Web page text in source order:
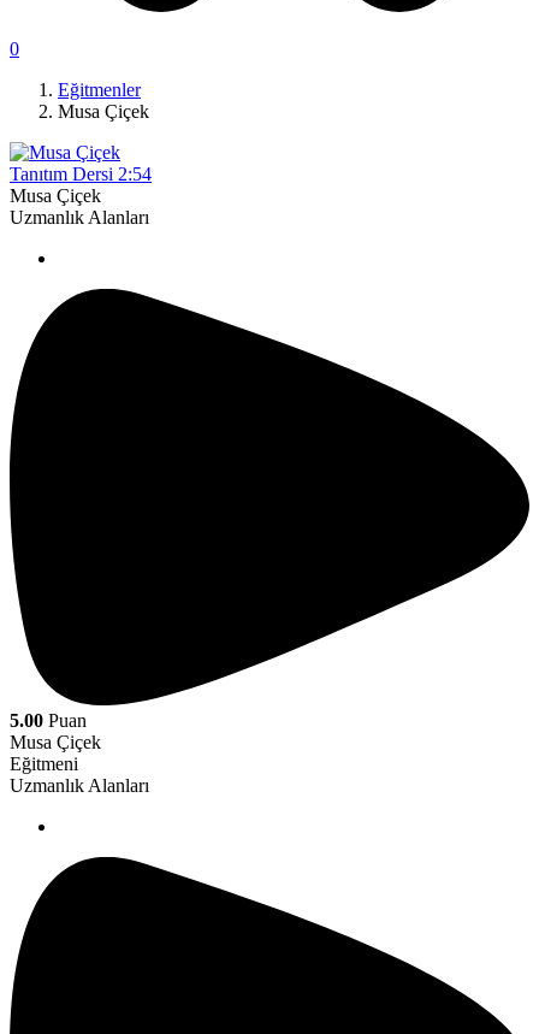
0
Eğitmenler
Musa Çiçek
Tanıtım Dersi 2:54
Musa Çiçek
Uzmanlık Alanları
5.00 Puan
Musa Çiçek
Eğitmeni
Uzmanlık Alanları